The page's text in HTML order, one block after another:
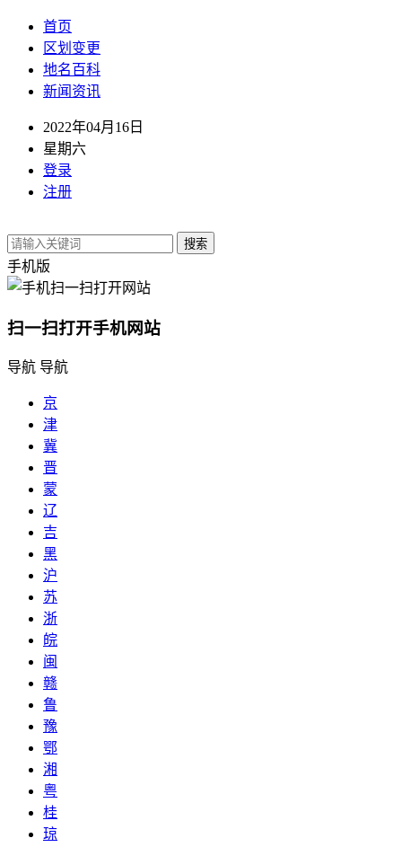
首页
区划变更
地名百科
新闻资讯
2022年04月16日
星期六
登录
注册
搜索
手机版
扫一扫打开手机网站
导航 导航
京
津
冀
晋
蒙
辽
吉
黑
沪
苏
浙
皖
闽
赣
鲁
豫
鄂
湘
粤
桂
琼